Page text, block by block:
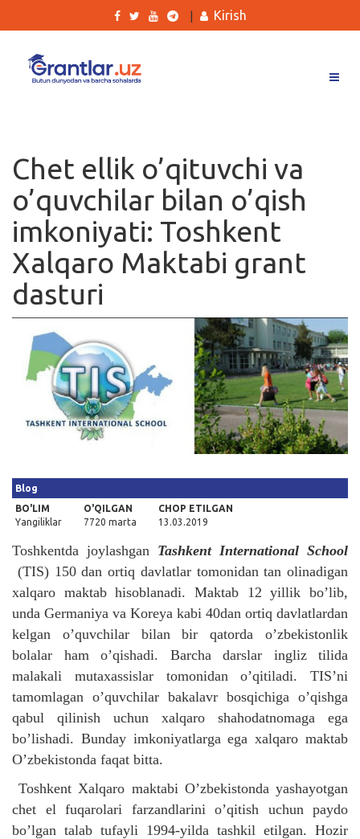
Ishlar
Kurslar
Blog
Yana
Qidirish
Kirish
Kirish
Chet ellik o’qituvchi va
o’quvchilar bilan o’qish
imkoniyati: Toshkent
Xalqaro Maktabi grant
dasturi
Blog
BO'LIM
Yangiliklar
O'QILGAN
7720 marta
CHOP ETILGAN
13.03.2019
Toshkentda joylashgan Tashkent International School
(TIS) 150 dan ortiq davlatlar tomonidan tan olinadigan
xalqaro maktab hisoblanadi. Maktab 12 yillik bo’lib,
unda Germaniya va Koreya kabi 40dan ortiq davlatlardan
kelgan o’quvchilar bilan bir qatorda o’zbekistonlik
bolalar ham o’qishadi. Barcha darslar ingliz tilida
malakali mutaxassislar tomonidan o’qitiladi. TIS’ni
tamomlagan o’quvchilar bakalavr bosqichiga o’qishga
qabul qilinish uchun xalqaro shahodatnomaga ega
bo’lishadi. Bunday imkoniyatlarga ega xalqaro maktab
O’zbekistonda faqat bitta.
Toshkent Xalqaro maktabi O’zbekistonda yashayotgan
chet el fuqarolari farzandlarini o’qitish uchun paydo
bo’lgan talab tufayli 1994-yilda tashkil etilgan. Hozir